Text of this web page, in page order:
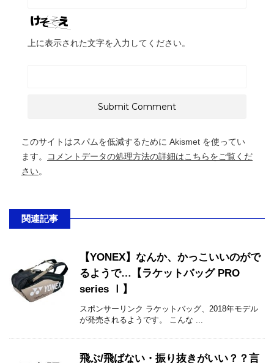
上に表示された文字を入力してください。
このサイトはスパムを低減するために Akismet を使ってい
ます。
コメントデータの処理方法の詳細はこちらをご覧くだ
さい。
関連記事
【YONEX】なんか、かっこいいのがで
るようで…【ラケットバッグ PRO
series Ⅰ】
スポンサーリンク ラケットバッグ、2018年モデル
が発売されるようです。 こんな ...
飛ぶ/飛ばない・振り抜きがいい？？言